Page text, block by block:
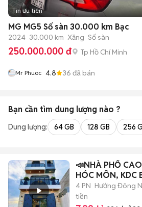
Tin ưu tiên
MG MG5 Số sàn 30.000 km Bạc
2024 30.000 km Xăng Số sàn
250.000.000 đ Tp Hồ Chí Minh
Mr Phuoc 4.8 36 đã bán
Bạn cần tìm dung lượng nào ?
Dung lượng: 64 GB 128 GB 256
📣NHÀ PHỐ
HÓC MÔN, KDC
4 PN Hướng Đông
tiền